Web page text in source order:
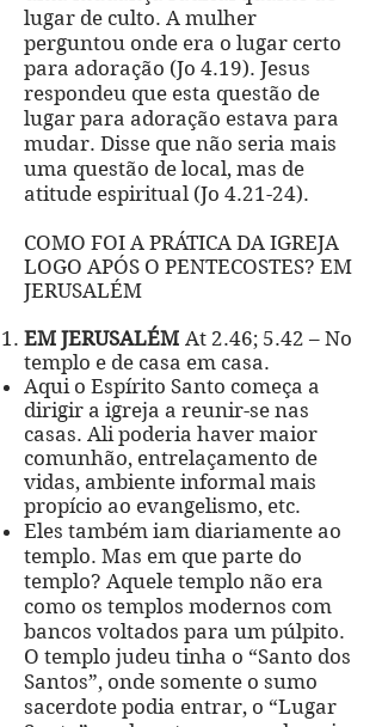
lugar de culto. A mulher
perguntou onde era o lugar certo
para adoração (Jo 4.19). Jesus
respondeu que esta questão de
lugar para adoração estava para
mudar. Disse que não seria mais
uma questão de local, mas de
atitude espiritual (Jo 4.21-24).
COMO FOI A PRÁTICA DA IGREJA
LOGO APÓS O PENTECOSTES? EM
JERUSALÉM
EM JERUSALÉM At 2.46; 5.42 – No
templo e de casa em casa.
Aqui o Espírito Santo começa a
dirigir a igreja a reunir-se nas
casas. Ali poderia haver maior
comunhão, entrelaçamento de
vidas, ambiente informal mais
propício ao evangelismo, etc.
Eles também iam diariamente ao
templo. Mas em que parte do
templo? Aquele templo não era
como os templos modernos com
bancos voltados para um púlpito.
O templo judeu tinha o “Santo dos
Santos”, onde somente o sumo
sacerdote podia entrar, o “Lugar